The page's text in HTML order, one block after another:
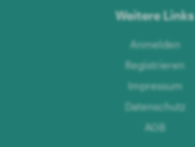
Weitere Links
Anmelden
Registrieren
Impressum
Datenschutz
AGB